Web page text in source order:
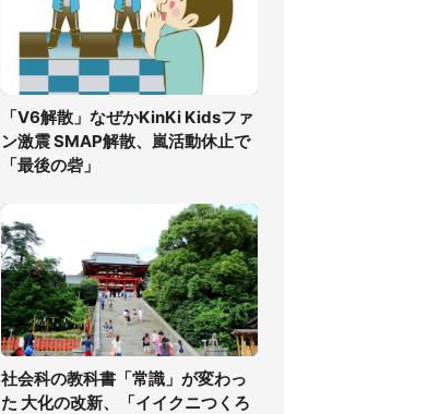
「V6解散」なぜかKinKi Kidsファ
ン激震 SMAP解散、嵐活動休止で
「最後の砦」
社会科の教科書「常識」が変わっ
た 大化の改新、「イイクニつくろ